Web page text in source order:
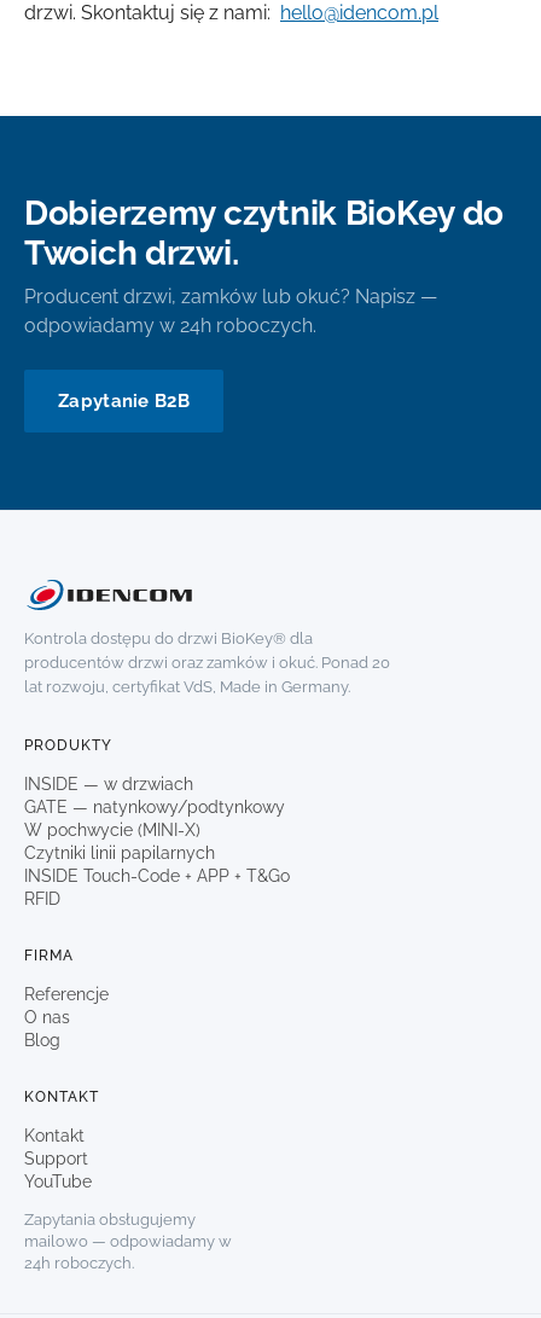
drzwi. Skontaktuj się z nami: hello@idencom.pl
Dobierzemy czytnik BioKey do
Twoich drzwi.
Producent drzwi, zamków lub okuć? Napisz —
odpowiadamy w 24h roboczych.
Zapytanie B2B
Kontrola dostępu do drzwi BioKey® dla
producentów drzwi oraz zamków i okuć. Ponad 20
lat rozwoju, certyfikat VdS, Made in Germany.
PRODUKTY
INSIDE — w drzwiach
GATE — natynkowy/podtynkowy
W pochwycie (MINI-X)
Czytniki linii papilarnych
INSIDE Touch-Code + APP + T&Go
RFID
FIRMA
Referencje
O nas
Blog
KONTAKT
Kontakt
Support
YouTube
Zapytania obsługujemy
mailowo — odpowiadamy w
24h roboczych.